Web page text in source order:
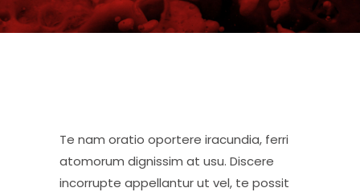
Te nam oratio oportere iracundia, ferri
atomorum dignissim at usu. Discere
incorrupte appellantur ut vel, te possit